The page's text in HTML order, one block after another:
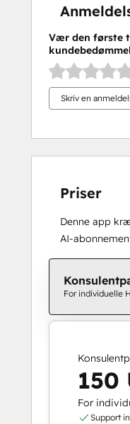
Vær den første
Skriv en
Priser
Denne app
AI-
For individuelle
150
For
Support